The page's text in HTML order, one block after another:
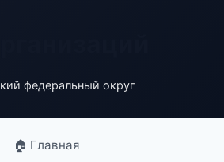
федеральный округ
🏠 Главная